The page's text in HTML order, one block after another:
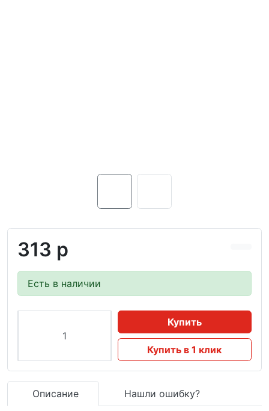
313 р
Есть в наличии
Купить
Купить в 1 клик
Описание Нашли ошибку?